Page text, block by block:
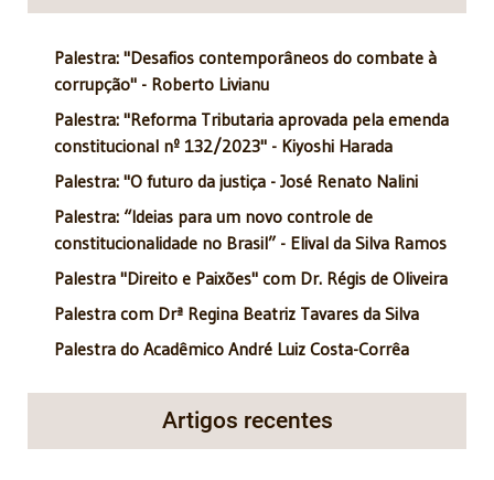
Palestra: "Desafios contemporâneos do combate à
corrupção" - Roberto Livianu
Palestra: "Reforma Tributaria aprovada pela emenda
constitucional nº 132/2023" - Kiyoshi Harada
Palestra: "O futuro da justiça - José Renato Nalini
Palestra: “Ideias para um novo controle de
constitucionalidade no Brasil” - Elival da Silva Ramos
Palestra "Direito e Paixões" com Dr. Régis de Oliveira
Palestra com Drª Regina Beatriz Tavares da Silva
Palestra do Acadêmico André Luiz Costa-Corrêa
Artigos recentes